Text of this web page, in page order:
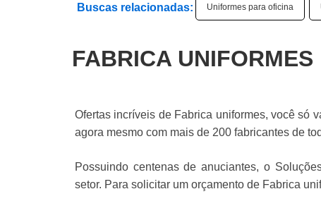
Buscas relacionadas: Uniformes para oficina
FABRICA UNIFORMES
Ofertas incríveis de Fabrica uniformes, você só
agora mesmo com mais de 200 fabricantes de
Possuindo centenas de anuciantes, o
setor. Para solicitar um orçamento de Fabrica